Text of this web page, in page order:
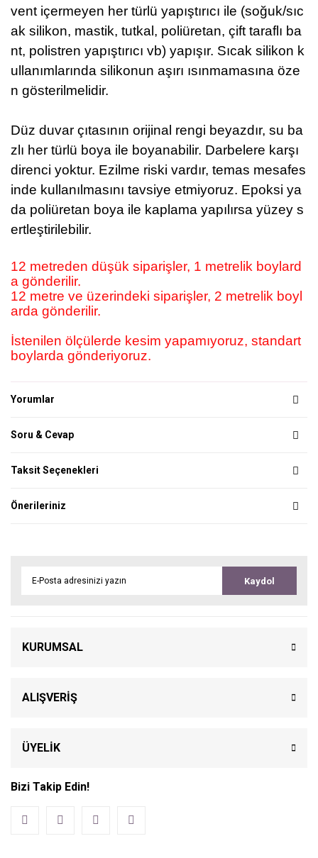
vent içermeyen her türlü yapıştırıcı ile (soğuk/sıc
ak silikon, mastik, tutkal, poliüretan, çift taraflı ba
nt, polistren yapıştırıcı vb) yapışır. Sıcak silikon k
ullanımlarında silikonun aşırı ısınmamasına öze
n gösterilmelidir.
Düz duvar çıtasının orijinal rengi beyazdır, su ba
zlı her türlü boya ile boyanabilir. Darbelere karşı
direnci yoktur. Ezilme riski vardır, temas mesafes
inde kullanılmasını tavsiye etmiyoruz. Epoksi ya
da poliüretan boya ile kaplama yapılırsa yüzey s
ertleştirilebilir.
12 metreden düşük siparişler, 1 metrelik boylard
a gönderilir.
12 metre ve üzerindeki siparişler, 2 metrelik boyl
arda gönderilir.
İstenilen ölçülerde kesim yapamıyoruz, standart
boylarda gönderiyoruz.
Yorumlar
Soru & Cevap
Taksit Seçenekleri
Önerileriniz
Kaydol
KURUMSAL
ALIŞVERİŞ
ÜYELİK
Bizi Takip Edin!